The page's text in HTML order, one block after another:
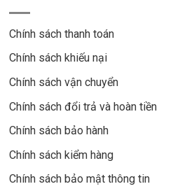
Chính sách thanh toán
Chính sách khiếu nại
Chính sách vận chuyển
Chính sách đổi trả và hoàn tiền
Chính sách bảo hành
Chính sách kiểm hàng
Chính sách bảo mật thông tin